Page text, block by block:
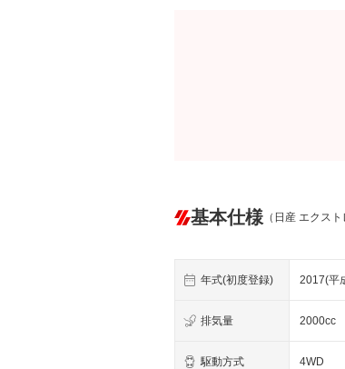
基本仕様 （日産 エクス
年式(初度登録) 2017(平
排気量 2000cc
駆動方式 4WD